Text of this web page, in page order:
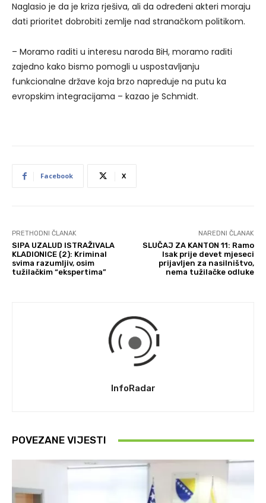
Naglasio je da je kriza rješiva, ali da određeni akteri moraju
dati prioritet dobrobiti zemlje nad stranačkom politikom.
– Moramo raditi u interesu naroda BiH, moramo raditi
zajedno kako bismo pomogli u uspostavljanju
funkcionalne države koja brzo napreduje na putu ka
evropskim integracijama – kazao je Schmidt.
Facebook X
PRETHODNI ČLANAK
SIPA UZALUD ISTRAŽIVALA
KLADIONICE (2): Kriminal
svima razumljiv, osim
tužilačkim “ekspertima”
NAREDNI ČLANAK
SLUČAJ ZA KANTON 11: Ramo
Isak prije devet mjeseci
prijavljen za nasilništvo,
nema tužilačke odluke
InfoRadar
POVEZANE VIJESTI